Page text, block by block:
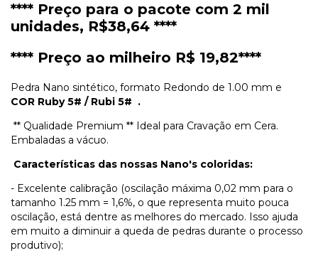
**** Preço para o pacote com 2 mil
unidades, R$38,64 ****
**** Preço ao milheiro R$ 19,82****
Pedra Nano sintético, formato Redondo de 1.00 mm e
COR Ruby 5# / Rubi 5# .
** Qualidade Premium ** Ideal para Cravação em Cera.
Embaladas a vácuo.
Características das nossas Nano's coloridas:
- Excelente calibração (oscilação máxima 0,02 mm para o
tamanho 1.25 mm = 1,6%, o que representa muito pouca
oscilação, está dentre as melhores do mercado. Isso ajuda
em muito a diminuir a queda de pedras durante o processo
produtivo);